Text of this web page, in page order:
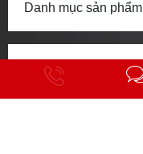
Danh mục sản phẩm
Về chúng tôi